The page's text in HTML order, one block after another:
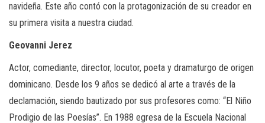
navideña. Este año contó con la protagonización de su creador en
su primera visita a nuestra ciudad.
Geovanni Jerez
Actor, comediante, director, locutor, poeta y dramaturgo de origen
dominicano. Desde los 9 años se dedicó al arte a través de la
declamación, siendo bautizado por sus profesores como: “El Niño
Prodigio de las Poesías”. En 1988 egresa de la Escuela Nacional